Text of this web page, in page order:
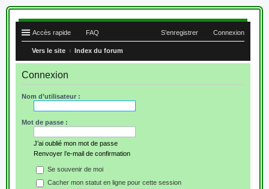
Accès rapide FAQ Connexion
S’enregistrer
Vers le site Index du forum
Connexion
Nom d’utilisateur :
Mot de passe :
J’ai oublié mon mot de passe
Renvoyer l’e-mail de confirmation
Se souvenir de moi
Cacher mon statut en ligne pour cette session